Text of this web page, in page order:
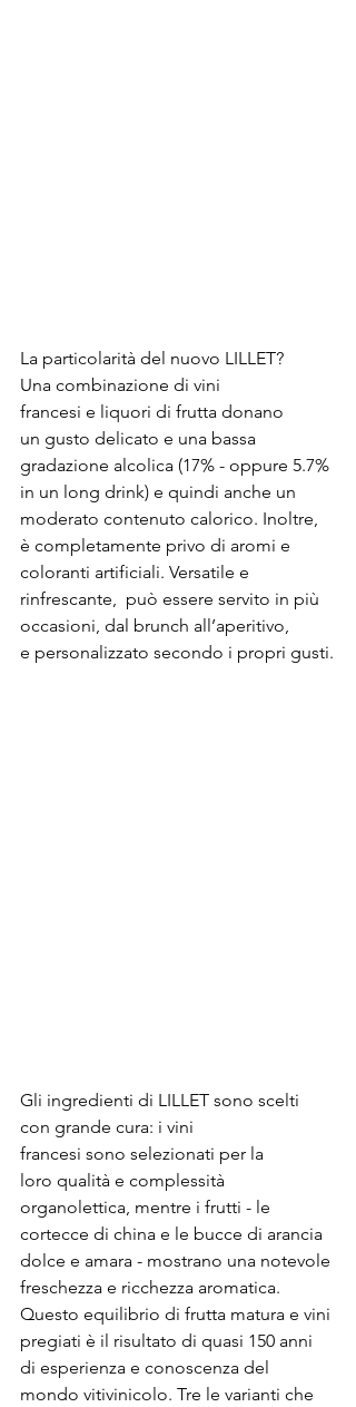
La particolarità del nuovo LILLET?
Una combinazione di vini
francesi e liquori di frutta donano
un gusto delicato e una bassa
gradazione alcolica (17% - oppure 5.7%
in un long drink) e quindi anche un
moderato contenuto calorico. Inoltre,
è completamente privo di aromi e
coloranti artificiali. Versatile e
rinfrescante,  può essere servito in più
occasioni, dal brunch all’aperitivo,
e personalizzato secondo i propri gusti.
Gli ingredienti di LILLET sono scelti
con grande cura: i vini
francesi sono selezionati per la
loro qualità e complessità
organolettica, mentre i frutti - le
cortecce di china e le bucce di arancia
dolce e amara - mostrano una notevole
freschezza e ricchezza aromatica.
Questo equilibrio di frutta matura e vini
pregiati è il risultato di quasi 150 anni
di esperienza e conoscenza del
mondo vitivinicolo. Tre le varianti che